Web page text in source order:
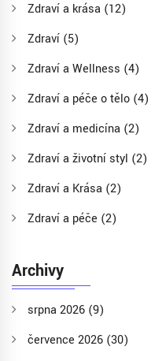
Zdraví a krása (12)
Zdraví (5)
Zdraví a Wellness (4)
Zdraví a péče o tělo (4)
Zdraví a medicína (2)
Zdraví a životní styl (2)
Zdraví a Krása (2)
Zdraví a péče (2)
Archivy
srpna 2026 (9)
července 2026 (30)